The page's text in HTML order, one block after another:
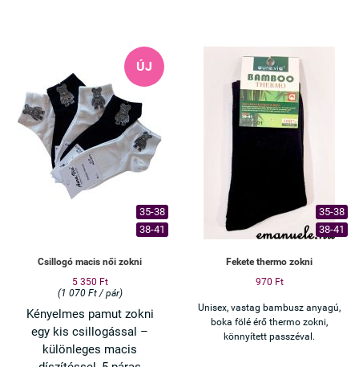
✔ Magas pamuttartalom –
jól szellőzik
✔ Bokazokni fazon – ideális
mindennapokra
Ha szereted a cuki, mégis
különleges darabokat, ezt imádni
ÚJ
35-38
38-41
Csillogó macis női zokni
5 350 Ft
(1 070 Ft / pár)
Kényelmes pamut zokni
egy kis csillogással –
különleges macis
35-38
38-41
Fekete thermo zokni
970 Ft
Unisex, vastag bambusz anyagú,
boka fölé érő thermo zokni,
könnyített passzéval.